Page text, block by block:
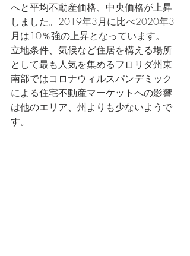
へと平均不動産価格、中央価格が上昇
しました。2019年3月に比べ2020年3
月は10％強の上昇となっています。
立地条件、気候など住居を構える場所
として最も人気を集めるフロリダ州東
南部ではコロナウィルスパンデミック
による住宅不動産マーケットへの影響
は他のエリア、州よりも少ないようで
す。